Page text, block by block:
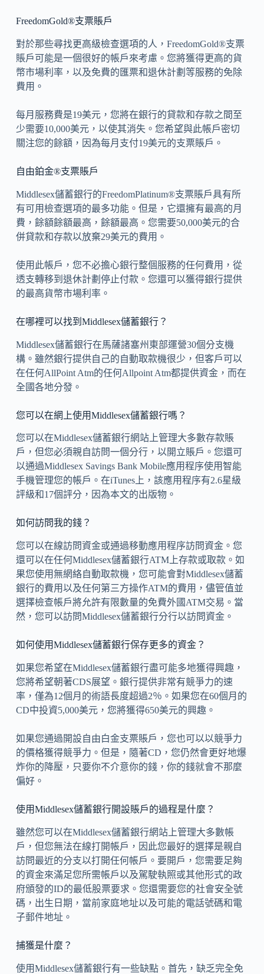
FreedomGold®支票賬戶
對於那些尋找更高級檢查選項的人，FreedomGold®支票
賬戶可能是一個很好的帳戶來考慮。您將獲得更高的貨
幣市場利率，以及免費的匯票和退休計劃等服務的免除
費用。
每月服務費是19美元，您將在銀行的貸款和存款之間至
少需要10,000美元，以使其消失。您希望與此帳戶密切
關注您的餘額，因為每月支付19美元的支票賬戶。
自由鉑金®支票賬戶
Middlesex儲蓄銀行的FreedomPlatinum®支票賬戶具有所
有可用檢查選項的最多功能。但是，它還擁有最高的月
費，餘額餘額最高，餘額最高。您需要50,000美元的合
併貸款和存款以放棄29美元的費用。
使用此帳戶，您不必擔心銀行整個服務的任何費用，從
透支轉移到退休計劃停止付款。您還可以獲得銀行提供
的最高貨幣市場利率。
在哪裡可以找到Middlesex儲蓄銀行？
Middlesex儲蓄銀行在馬薩諸塞州東部運營30個分支機
構。雖然銀行提供自己的自動取款機很少，但客戶可以
在任何AllPoint Atm的任何Allpoint Atm都提供資金，而在
全國各地分發。
您可以在網上使用Middlesex儲蓄銀行嗎？
您可以在Middlesex儲蓄銀行網站上管理大多數存款賬
戶，但您必須親自訪問一個分行，以開立賬戶。您還可
以通過Middlesex Savings Bank Mobile應用程序使用智能
手機管理您的帳戶。在iTunes上，該應用程序有2.6星級
評級和17個評分，因為本文的出版物。
如何訪問我的錢？
您可以在線訪問資金或通過移動應用程序訪問資金。您
還可以在任何Middlesex儲蓄銀行ATM上存款或取款。如
果您使用無網絡自動取款機，您可能會對Middlesex儲蓄
銀行的費用以及任何第三方操作ATM的費用，儘管值並
選擇檢查帳戶將允許有限數量的免費外國ATM交易。當
然，您可以訪問Middlesex儲蓄銀行分行以訪問資金。
如何使用Middlesex儲蓄銀行保存更多的資金？
如果您希望在Middlesex儲蓄銀行盡可能多地獲得興趣，
您將希望朝著CDS展望。銀行提供非常有競爭力的速
率，僅為12個月的術語長度超過2％。如果您在60個月的
CD中投資5,000美元，您將獲得650美元的興趣。
如果您通過開設自由白金支票賬戶，您也可以以競爭力
的價格獲得競爭力。但是，隨著CD，您仍然會更好地爆
炸你的降壓，只要你不介意你的錢，你的錢就會不那麼
偏好。
使用Middlesex儲蓄銀行開設賬戶的過程是什麼？
雖然您可以在Middlesex儲蓄銀行網站上管理大多數帳
戶，但您無法在線打開帳戶，因此您最好的選擇是親自
訪問最近的分支以打開任何帳戶。要開戶，您需要足夠
的資金來滿足您所需帳戶以及駕駛執照或其他形式的政
府頒發的ID的最低股票要求。您還需要您的社會安全號
碼，出生日期，當前家庭地址以及可能的電話號碼和電
子郵件地址。
捕獲是什麼？
使用Middlesex儲蓄銀行有一些缺點。首先，缺乏完全免